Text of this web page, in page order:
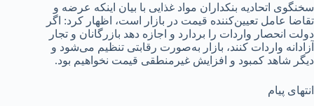
سخنگوی اتحادیه بنکداران مواد غذایی با بیان اینکه عرضه و
تقاضا عامل تعیین‌کننده قیمت در بازار است، اظهار کرد: اگر
دولت انحصار واردات را بردارد و اجازه دهد بازرگانان و تجار
آزادانه واردات کنند، بازار به‌صورت رقابتی تنظیم می‌شود و
دیگر شاهد کمبود و افزایش غیرمنطقی قیمت نخواهیم بود.
انتهای پیام